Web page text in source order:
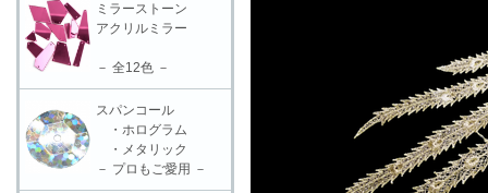
ミラーストーン
アクリルミラー
－ 全12色 －
スパンコール
・ホログラム
・メタリック
－ プロもご愛用 －